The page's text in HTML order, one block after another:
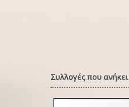
Συλλογές που